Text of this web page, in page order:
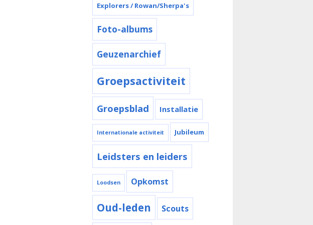
Explorers / Rowan/Sherpa's
Foto-albums
Geuzenarchief
Groepsactiviteit
Groepsblad Installatie
Internationale activiteit Jubileum
Leidsters en leiders
Loodsen Opkomst
Oud-leden Scouts